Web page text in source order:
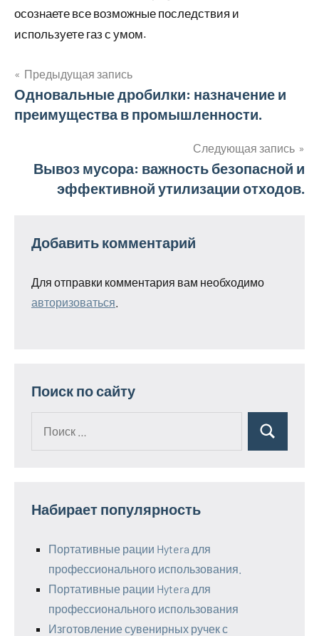
осознаете все возможные последствия и
используете газ с умом.
Навигация
по
Предыдущая запись
Одновальные дробилки: назначение и
преимущества в промышленности.
Следующая запись
Вывоз мусора: важность безопасной и
эффективной утилизации отходов.
Добавить комментарий
Для отправки комментария вам необходимо
авторизоваться
Поиск по сайту
Поиск
Набирает популярность
Портативные рации Hytera для
профессионального использования.
Портативные рации Hytera для
профессионального использования
Изготовление сувенирных ручек с